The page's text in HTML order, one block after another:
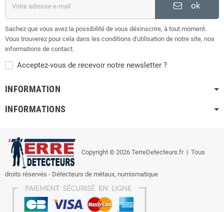
ok
Sachez que vous avez la possibilité de vous désinscrire, à tout moment.
Vous trouverez pour cela dans les conditions d'utilisation de notre site, nos
informations de contact.
Acceptez-vous de recevoir notre newsletter ?
INFORMATION
INFORMATIONS
Copyright © 2026 TerreDetecteurs.fr| Tous
droits réservés - Détecteurs de métaux, numismatique